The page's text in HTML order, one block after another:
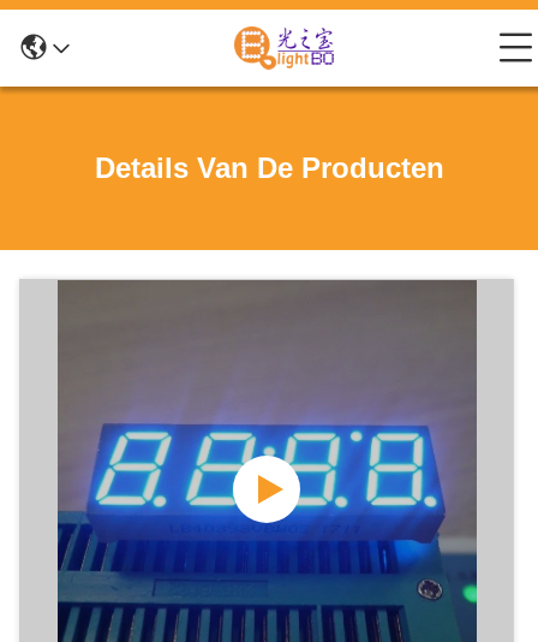
Details Van De Producten